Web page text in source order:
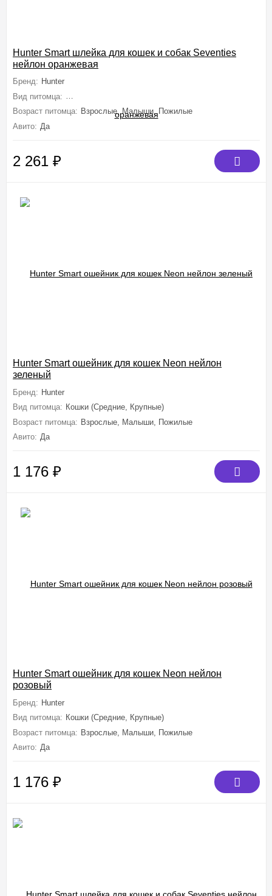
Hunter Smart шлейка для кошек и собак Seventies
нейлон оранжевая
Бренд: Hunter
Вид питомца: Собаки (Мелкие, Миниатюрные), Кошки (Средние,
Возраст питомца: Взрослые, Малыши, Пожилые
Авито: Да
2 261 ₽
Hunter Smart ошейник для кошек Neon нейлон
зеленый
Бренд: Hunter
Вид питомца: Кошки (Средние, Крупные)
Возраст питомца: Взрослые, Малыши, Пожилые
Авито: Да
1 176 ₽
Hunter Smart ошейник для кошек Neon нейлон
розовый
Бренд: Hunter
Вид питомца: Кошки (Средние, Крупные)
Возраст питомца: Взрослые, Малыши, Пожилые
Авито: Да
1 176 ₽